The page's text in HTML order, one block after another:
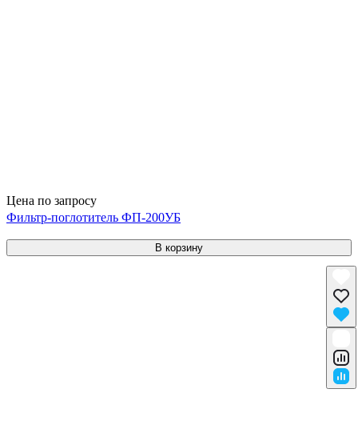
Цена по запросу
Фильтр-поглотитель ФП-200УБ
В корзину